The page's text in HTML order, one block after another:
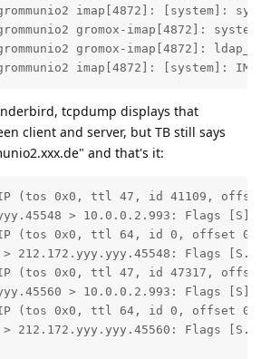
imap[4872]: [system]:
gromox-imap[4872]:
gromox-imap[4872]:
imap[4872]: [system]:
tcpdump displays that
client and server, but TB still says
and that's it:
IP (tos 0x0, ttl 47, id 41109,
> 10.0.0.2.993: Flags
IP (tos 0x0, ttl 64, id 0, offset
212.172.yyy.yyy.45548: Flags
IP (tos 0x0, ttl 47, id 47317,
> 10.0.0.2.993: Flags
IP (tos 0x0, ttl 64, id 0, offset
212.172.yyy.yyy.45560: Flags